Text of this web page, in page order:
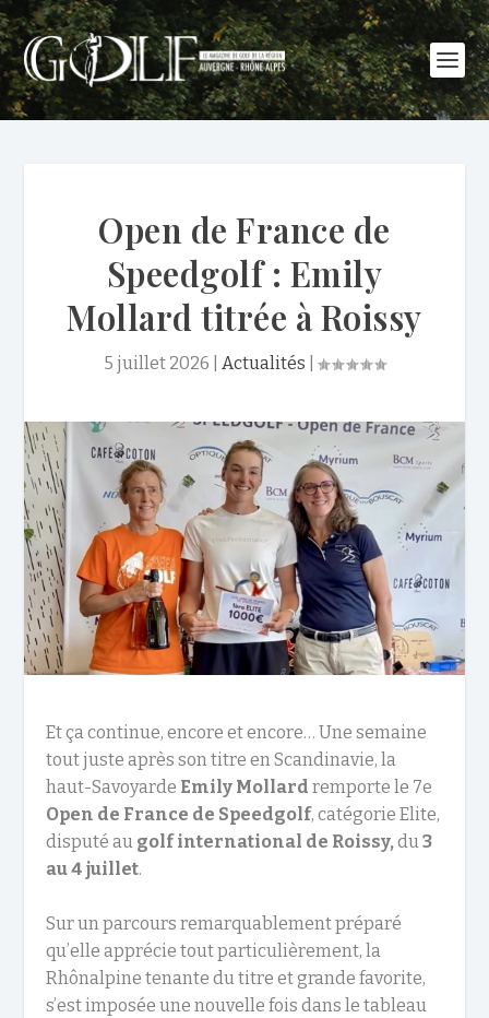
Open de France de
Speedgolf : Emily
Mollard titrée à Roissy
5 juillet 2026 Actualités
Et ça continue, encore et encore… Une semaine
tout juste après son titre en Scandinavie, la
haut-Savoyarde Emily Mollard remporte le 7e
Open de France de Speedgolf, catégorie Elite,
disputé au golf international de Roissy, du3
au 4 juillet.
Sur un parcours remarquablement préparé
qu’elle apprécie tout particulièrement, la
Rhônalpine tenante du titre et grande favorite,
s’est imposée une nouvelle fois dans le tableau